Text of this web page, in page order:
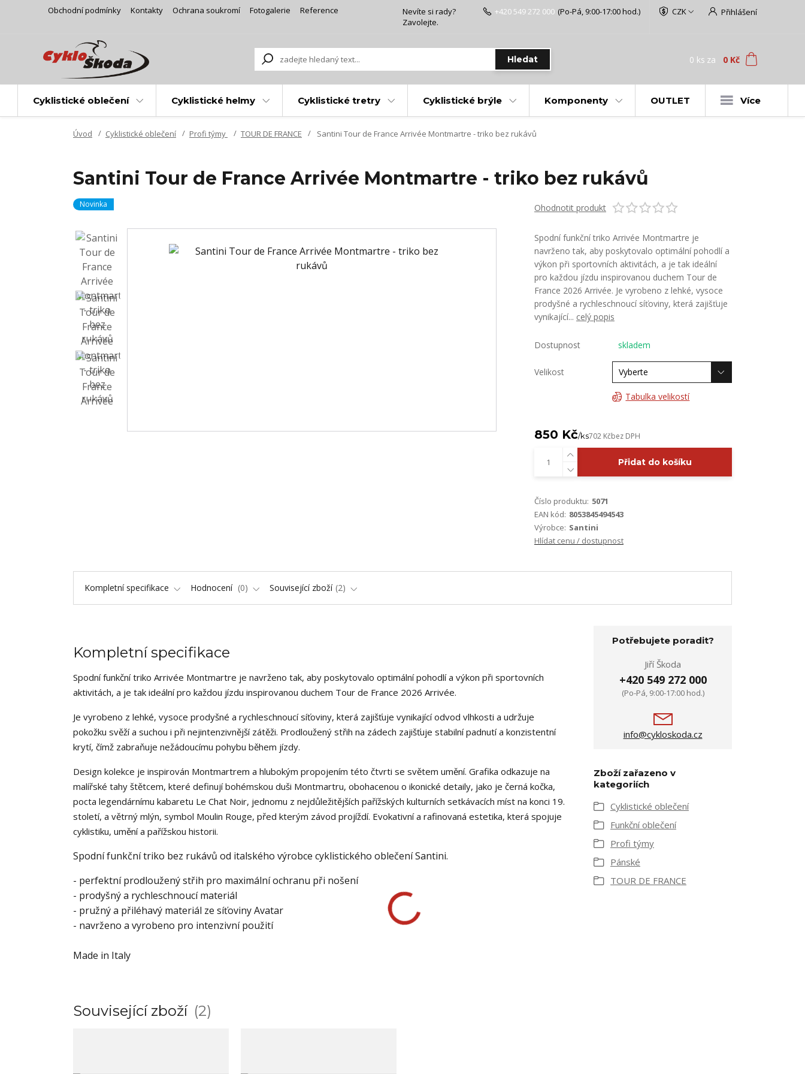
Obchodní podmínky Kontakty Ochrana soukromí Fotogalerie Reference CZK Přihlášení
Hledat
Nevíte si rady?
Zavolejte.
+420 549 272 000 (Po-Pá, 9:00-17:00 hod.)
0 ks za 0 Kč
Cyklistické oblečení Cyklistické helmy Cyklistické tretry Cyklistické brýle Komponenty OUTLET Více
Úvod Cyklistické oblečení Profi týmy TOUR DE FRANCE Santini Tour de France Arrivée Montmartre - triko bez rukávů
Santini Tour de France Arrivée Montmartre - triko bez rukávů
Novinka Ohodnotit produkt
Spodní funkční triko Arrivée Montmartre je
navrženo tak, aby poskytovalo optimální pohodlí a
výkon při sportovních aktivitách, a je tak ideální
pro každou jízdu inspirovanou duchem Tour de
France 2026 Arrivée. Je vyrobeno z lehké, vysoce
prodyšné a rychleschnoucí síťoviny, která zajišťuje
vynikající... celý popis
Dostupnost skladem
Velikost
Tabulka velikostí
850 Kč/ks702 Kčbez DPH
Přidat do košíku
Číslo produktu: 5071
EAN kód: 8053845494543
Výrobce: Santini
Hlídat cenu / dostupnost
Kompletní specifikace Hodnocení 0 Související zboží 2
Kompletní specifikace
Spodní funkční triko Arrivée Montmartre je navrženo tak, aby poskytovalo optimální pohodlí a výkon při sportovních
aktivitách, a je tak ideální pro každou jízdu inspirovanou duchem Tour de France 2026 Arrivée.
Je vyrobeno z lehké, vysoce prodyšné a rychleschnoucí síťoviny, která zajišťuje vynikající odvod vlhkosti a udržuje
pokožku svěží a suchou i při nejintenzivnější zátěži. Prodloužený střih na zádech zajišťuje stabilní padnutí a konzistentní
krytí, čímž zabraňuje nežádoucímu pohybu během jízdy.
Design kolekce je inspirován Montmartrem a hlubokým propojením této čtvrti se světem umění. Grafika odkazuje na
malířské tahy štětcem, které definují bohémskou duši Montmartru, obohacenou o ikonické detaily, jako je černá kočka,
pocta legendárnímu kabaretu Le Chat Noir, jednomu z nejdůležitějších pařížských kulturních setkávacích míst na konci 19.
století, a větrný mlýn, symbol Moulin Rouge, před kterým závod projíždí. Evokativní a rafinovaná estetika, která spojuje
cyklistiku, umění a pařížskou historii.
Spodní funkční triko bez rukávů od italského výrobce cyklistického oblečení Santini.
- perfektní prodloužený střih pro maximální ochranu při nošení
- prodyšný a rychleschnoucí materiál
- pružný a přiléhavý materiál ze síťoviny Avatar
- navrženo a vyrobeno pro intenzivní použití
Made in Italy
Potřebujete poradit?
Jiří Škoda
+420 549 272 000
(Po-Pá, 9:00-17:00 hod.)
info@cykloskoda.cz
Zboží zařazeno v
kategoriích
Cyklistické oblečení
Funkční oblečení
Profi týmy
Pánské
TOUR DE FRANCE
Související zboží 2